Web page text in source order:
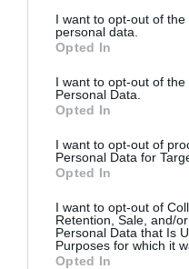
I want to opt-out of
personal data.
Opted In
I want to opt-out of the
Personal Data.
Opted In
I want to opt-out of
Personal Data for
Opted In
I want to opt-out of
Retention, Sale, and/
Personal Data that Is
Purposes for which it
Opted In
9) Μη μ’ αφήσεις